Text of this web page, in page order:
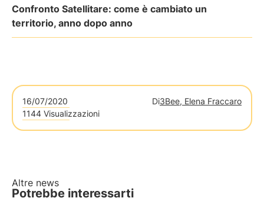
Confronto Satellitare: come è cambiato un
territorio, anno dopo anno
16/07/2020 Di3Bee, Elena Fraccaro
1144 Visualizzazioni
Altre news
Potrebbe interessarti